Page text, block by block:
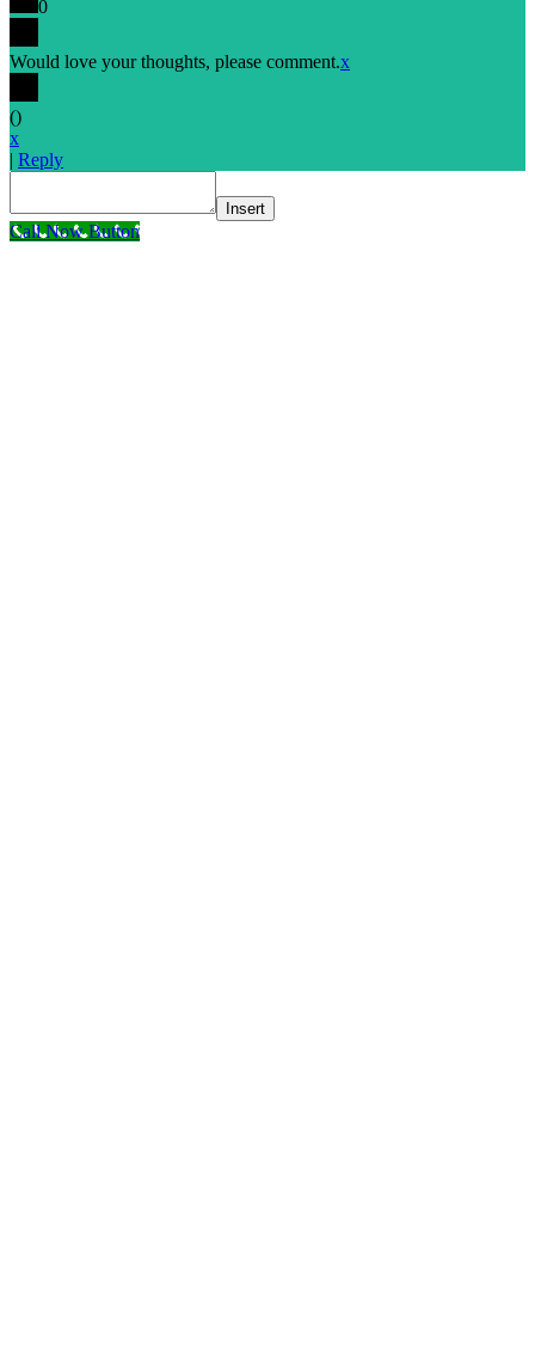
0
Would love your thoughts, please comment.x
()
x
| Reply
Insert
Call Now Button